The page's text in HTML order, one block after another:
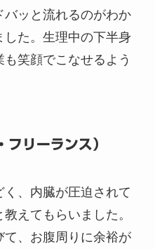
ッと流れるのがわか
した。生理中の下半身
笑顔でこなせるよう
リーランス）
、内臓が圧迫されて
えてもらいました。
、お腹周りに余裕が